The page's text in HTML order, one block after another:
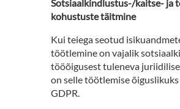
Sotsiaalkindlustus-/kaitse- ja
kohustuste täitmine
Kui teiega seotud
töötlemine on vajalik
tööõigusest tuleneva
on selle töötlemise
GDPR.